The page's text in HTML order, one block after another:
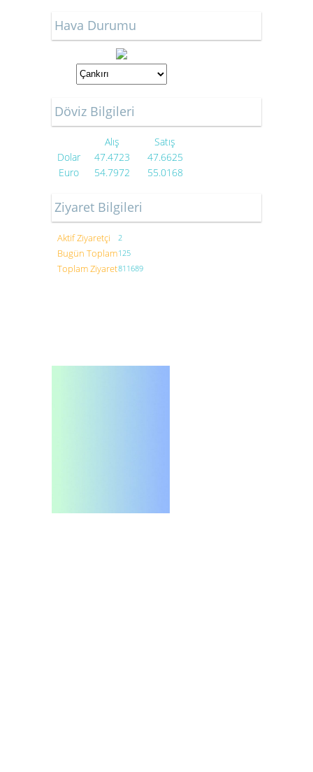
Hava Durumu
Döviz Bilgileri
Alış
Satış
Dolar
47.4723
47.6625
Euro
54.7972 55.0168
Ziyaret Bilgileri
Aktif Ziyaretçi 2
Bugün Toplam125
Toplam Ziyaret811689